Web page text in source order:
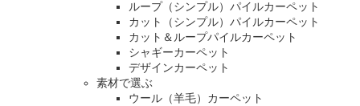
ループ（シンプル）パイルカーペット
カット（シンプル）パイルカーペット
カット＆ループパイルカーペット
シャギーカーペット
デザインカーペット
素材で選ぶ
ウール（羊毛）カーペット